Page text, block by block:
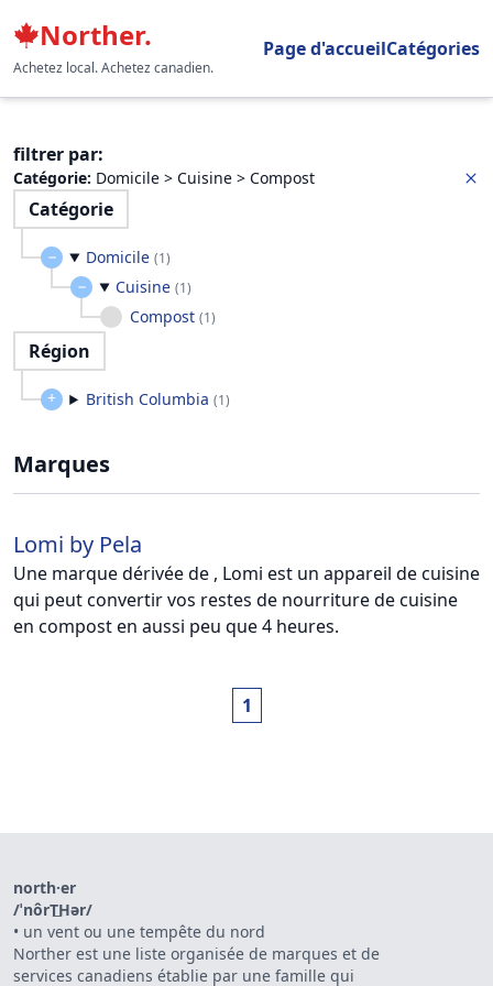
Norther.
Achetez local. Achetez canadien.
Page d'accueilCatégories
filtrer par:
Catégorie: Domicile > Cuisine > Compost
Catégorie
Domicile (1)
Cuisine (1)
Compost (1)
Région
British Columbia (1)
Marques
Lomi by Pela
Une marque dérivée de , Lomi est un appareil de cuisine
qui peut convertir vos restes de nourriture de cuisine
en compost en aussi peu que 4 heures.
1
north·er
/ˈnôrT͟Hər/
• un vent ou une tempête du nord
Norther est une liste organisée de marques et de
services canadiens établie par une famille qui